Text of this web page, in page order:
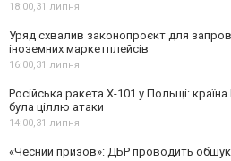
18:00,31 липня
Уряд схвалив законопроєкт для
іноземних маркетплейсів
16:00,31 липня
Російська ракета Х-101 у Польщі:
була ціллю атаки
14:00,31 липня
«Чесний призов»: ДБР проводить